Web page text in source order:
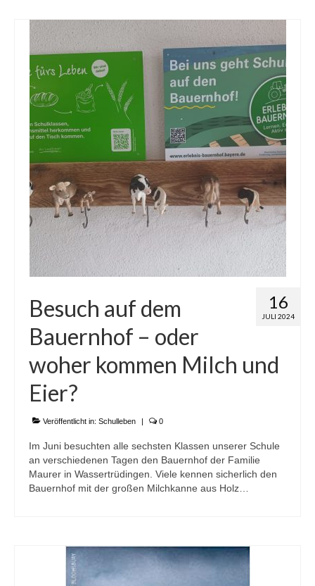
16
JULI 2024
Besuch auf dem
Bauernhof – oder
woher kommen Milch und
Eier?
Veröffentlicht in: Schulleben | 0
Im Juni besuchten alle sechsten Klassen unserer Schule
an verschiedenen Tagen den Bauernhof der Familie
Maurer in Wassertrüdingen. Viele kennen sicherlich den
Bauernhof mit der großen Milchkanne aus Holz…